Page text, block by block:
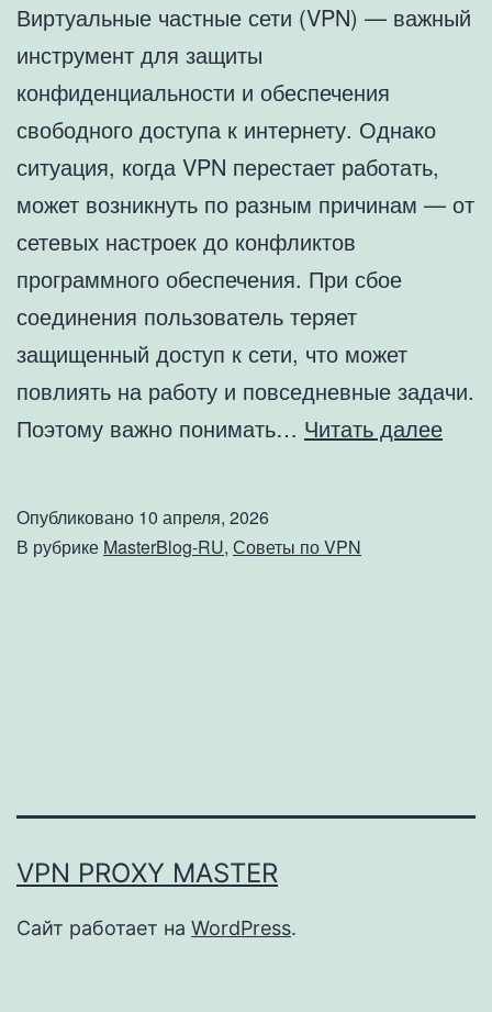
Виртуальные частные сети (VPN) — важный
инструмент для защиты
конфиденциальности и обеспечения
свободного доступа к интернету. Однако
ситуация, когда VPN перестает работать,
может возникнуть по разным причинам — от
сетевых настроек до конфликтов
программного обеспечения. При сбое
соединения пользователь теряет
защищенный доступ к сети, что может
повлиять на работу и повседневные задачи.
Поэтому важно понимать… Читать далееVPN
Опубликовано 10 апреля, 2026
В рубрике MasterBlog-RU, Советы по VPN
VPN PROXY MASTER
Сайт работает на WordPress.